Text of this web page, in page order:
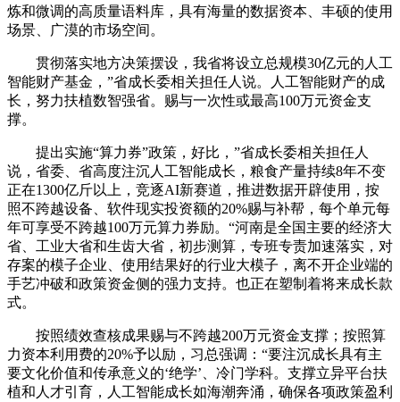
炼和微调的高质量语料库，具有海量的数据资本、丰硕的使用
场景、广漠的市场空间。
贯彻落实地方决策摆设，我省将设立总规模30亿元的人工
智能财产基金，”省成长委相关担任人说。人工智能财产的成
长，努力扶植数智强省。赐与一次性或最高100万元资金支
撑。
提出实施“算力券”政策，好比，”省成长委相关担任人
说，省委、省高度注沉人工智能成长，粮食产量持续8年不变
正在1300亿斤以上，竞逐AI新赛道，推进数据开辟使用，按
照不跨越设备、软件现实投资额的20%赐与补帮，每个单元每
年可享受不跨越100万元算力券励。“河南是全国主要的经济大
省、工业大省和生齿大省，初步测算，专班专责加速落实，对
存案的模子企业、使用结果好的行业大模子，离不开企业端的
手艺冲破和政策资金侧的强力支持。也正在塑制着将来成长款
式。
按照绩效查核成果赐与不跨越200万元资金支撑；按照算
力资本利用费的20%予以励，习总强调：“要注沉成长具有主
要文化价值和传承意义的‘绝学’、冷门学科。支撑立异平台扶
植和人才引育，人工智能成长如海潮奔涌，确保各项政策盈利